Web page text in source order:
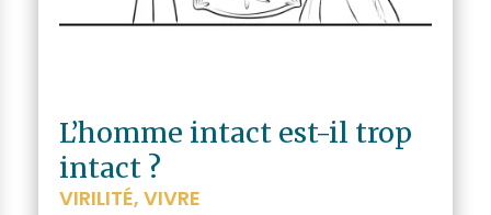
L’homme intact est-il trop
intact ?
VIRILITÉ, VIVRE